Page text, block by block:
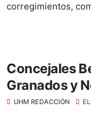
corregimientos,
Concejales
Granados y
Hernando
UHM REDACCIÓN